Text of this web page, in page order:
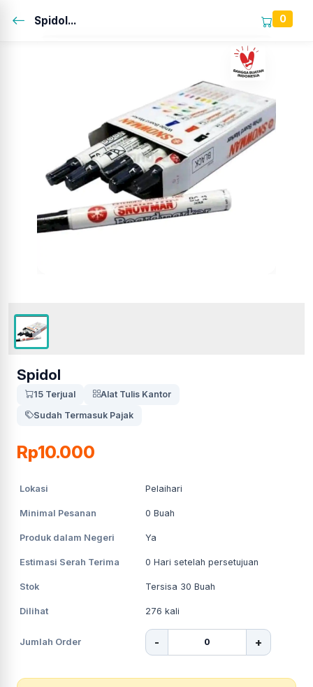
Spidol... 0
Spidol
15 Terjual
Alat Tulis Kantor
Sudah Termasuk Pajak
Rp10.000
Lokasi Pelaihari
Minimal Pesanan 0 Buah
Produk dalam Negeri Ya
Estimasi Serah Terima 0 Hari setelah persetujuan
Stok Tersisa 30 Buah
Dilihat 276 kali
Jumlah Order - +